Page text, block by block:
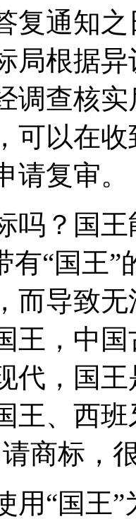
复通知
局根据
调查核
可以在
请复审。
吗？国
有“国王
而导致
王，中
代，国
王、西
商标，
用“国王